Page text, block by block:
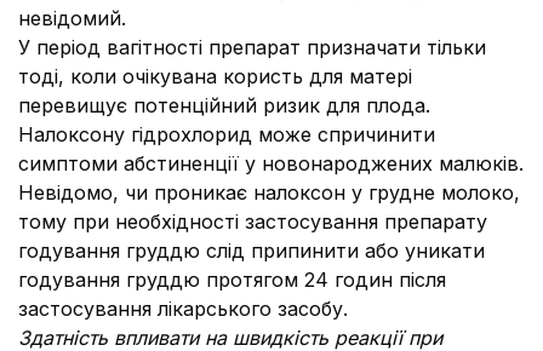
невідомий.
У період вагітності препарат призначати тільки
тоді, коли очікувана користь для матері
перевищує потенційний ризик для плода.
Налоксону гідрохлорид може спричинити
симптоми абстиненції у новонароджених малюків.
Невідомо, чи проникає налоксон у грудне молоко,
тому при необхідності застосування препарату
годування груддю слід припинити або уникати
годування груддю протягом 24 годин після
застосування лікарського засобу.
Здатність впливати на швидкість реакції при